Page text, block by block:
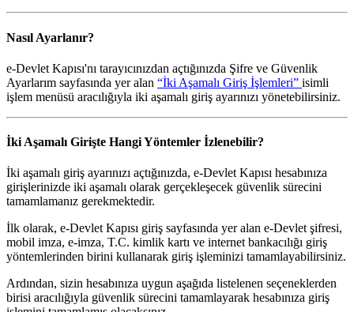
Nasıl Ayarlanır?
e-Devlet Kapısı'nı tarayıcınızdan açtığınızda Şifre ve Güvenlik
Ayarlarım sayfasında yer alan “İki Aşamalı Giriş İşlemleri” isimli
işlem menüsü aracılığıyla iki aşamalı giriş ayarınızı yönetebilirsiniz.
İki Aşamalı Girişte Hangi Yöntemler İzlenebilir?
İki aşamalı giriş ayarınızı açtığınızda, e-Devlet Kapısı hesabınıza
girişlerinizde iki aşamalı olarak gerçekleşecek güvenlik sürecini
tamamlamanız gerekmektedir.
İlk olarak, e-Devlet Kapısı giriş sayfasında yer alan e-Devlet şifresi,
mobil imza, e-imza, T.C. kimlik kartı ve internet bankacılığı giriş
yöntemlerinden birini kullanarak giriş işleminizi tamamlayabilirsiniz.
Ardından, sizin hesabınıza uygun aşağıda listelenen seçeneklerden
birisi aracılığıyla güvenlik sürecini tamamlayarak hesabınıza giriş